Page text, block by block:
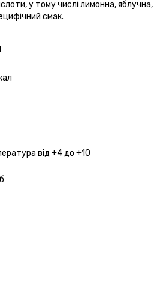
у тому числі лимонна, яблучна,
смак.
від +4 до +10